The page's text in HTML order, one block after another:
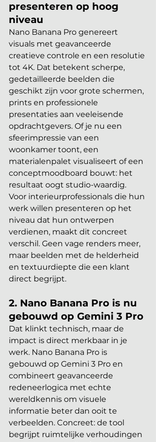
presenteren op hoog
niveau
Nano Banana Pro genereert
visuals met geavanceerde
creatieve controle en een resolutie
tot 4K. Dat betekent scherpe,
gedetailleerde beelden die
geschikt zijn voor grote schermen,
prints en professionele
presentaties aan veeleisende
opdrachtgevers. Of je nu een
sfeerimpressie van een
woonkamer toont, een
materialenpalet visualiseert of een
conceptmoodboard bouwt: het
resultaat oogt studio-waardig.
Voor interieurprofessionals die hun
werk willen presenteren op het
niveau dat hun ontwerpen
verdienen, maakt dit concreet
verschil. Geen vage renders meer,
maar beelden met de helderheid
en textuurdiepte die een klant
direct begrijpt.
2. Nano Banana Pro is nu
gebouwd op Gemini 3 Pro
Dat klinkt technisch, maar de
impact is direct merkbaar in je
werk. Nano Banana Pro is
gebouwd op Gemini 3 Pro en
combineert geavanceerde
redeneerlogica met echte
wereldkennis om visuele
informatie beter dan ooit te
verbeelden. Concreet: de tool
begrijpt ruimtelijke verhoudingen